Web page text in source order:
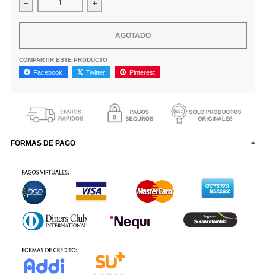
Disminuir cantidad para Camiseta Fist Deportiva Dancehall
Aumentar la cantidad para Camiseta Fist
AGOTADO
COMPARTIR ESTE PRODUCTO
Facebook Twitter Pinterest
FORMAS DE PAGO